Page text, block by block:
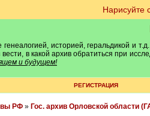
Нарисуйте
историей, геральдикой и
в какой архив обратиться при
и будущем!
РЕГИСТРАЦИЯ
РФ» Гос. архив Орловской области